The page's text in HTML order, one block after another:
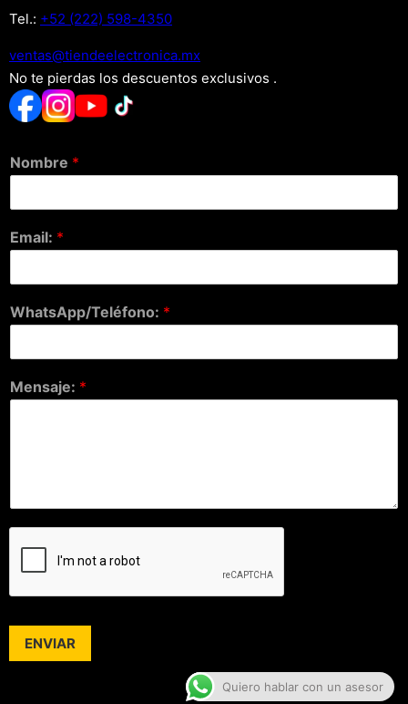
Tel.: +52 (222) 598-4350
xm.acinortceleedneit@satnev
No te pierdas los descuentos exclusivos .
Nombre *
Email: *
WhatsApp/Teléfono: *
Mensaje: *
ENVIAR
Quiero hablar con un asesor